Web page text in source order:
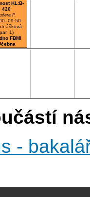
KL:B-
420
P.
par. 1)
FBMI
-